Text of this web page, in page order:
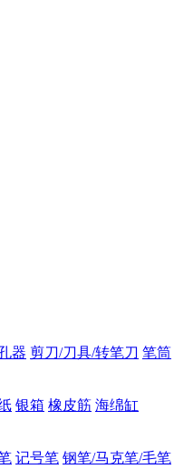
器 剪刀/刀具/转笔刀 笔筒
银箱 橡皮筋 海绵缸
记号笔 钢笔/马克笔/毛笔